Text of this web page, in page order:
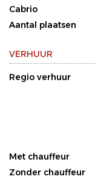
Cabrio
Aantal plaatsen
VERHUUR
Regio verhuur
Met chauffeur
Zonder chauffeur